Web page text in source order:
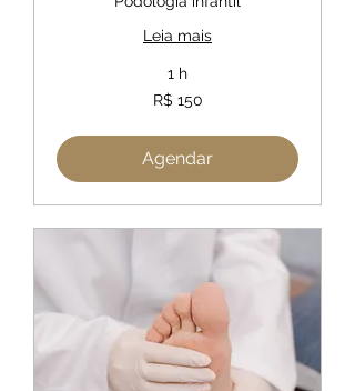
Leia mais
1 h
R$ 150
Agendar